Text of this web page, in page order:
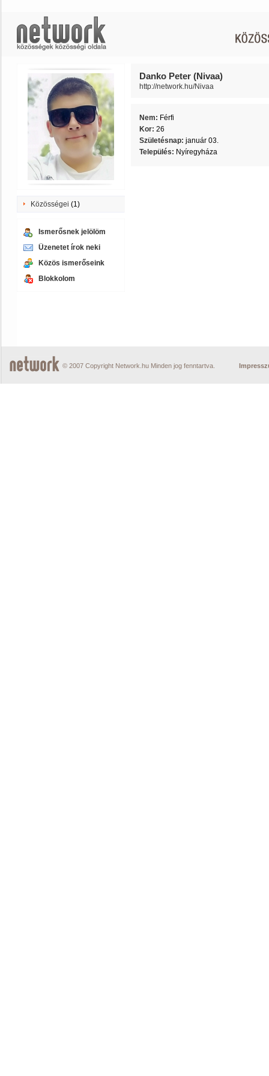
Közösségei (1)
Ismerősnek jelölöm
Üzenetet írok neki
Közös ismerőseink
Blokkolom
Danko Peter (Nivaa)
http://network.hu/Nivaa
Nem: Férfi
Kor: 26
Születésnap: január 03.
Település: Nyíregyháza
© 2007 Copyright Network.hu Minden jog fenntartva.